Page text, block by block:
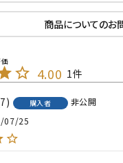
商品についてのお
4.00 1
7 購入者
非公開
07/25